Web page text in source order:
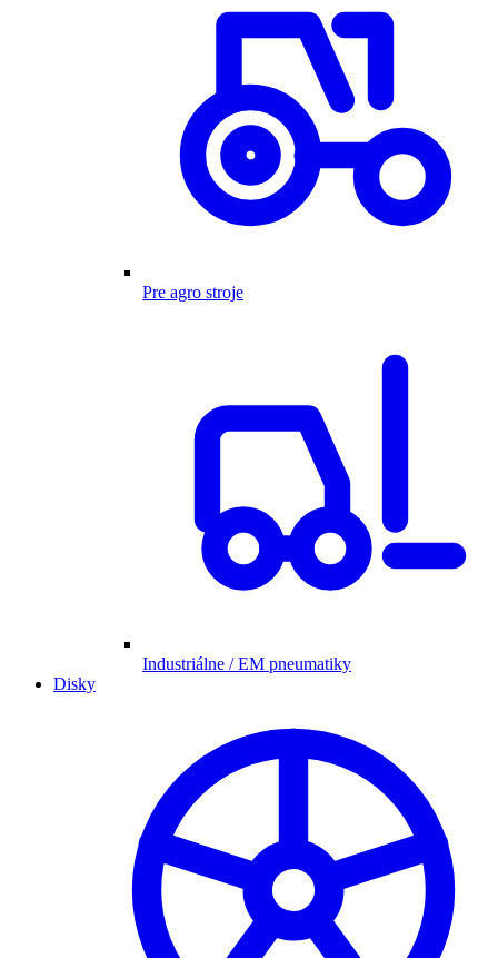
Pre agro stroje
Industriálne / EM pneumatiky
Disky